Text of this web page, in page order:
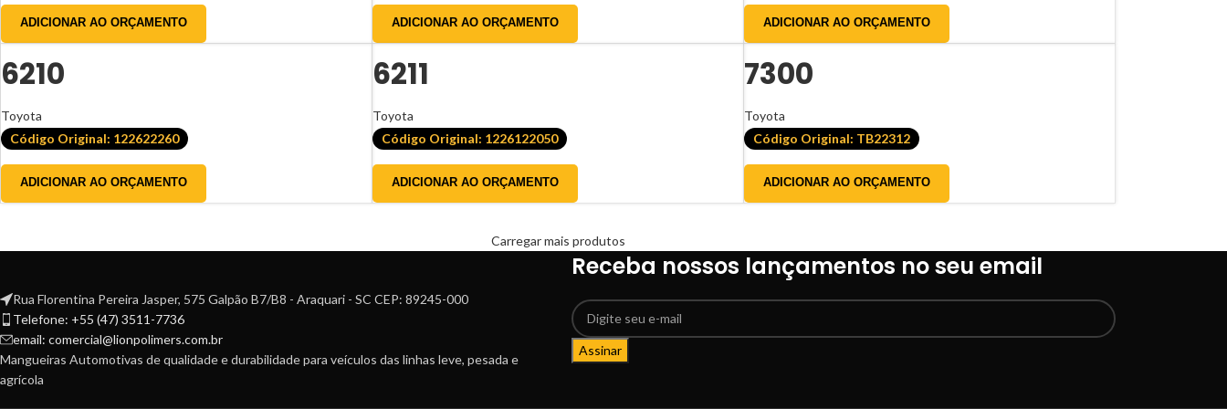
ADICIONAR AO ORÇAMENTO ADICIONAR AO ORÇAMENTO ADICIONAR AO ORÇAMENTO
6210
Toyota
Código Original: 122622260
ADICIONAR AO ORÇAMENTO
6211
Toyota
Código Original: 1226122050
ADICIONAR AO ORÇAMENTO
7300
Toyota
Código Original: TB22312
ADICIONAR AO ORÇAMENTO
Carregar mais produtos
Rua Florentina Pereira Jasper, 575 Galpão B7/B8 - Araquari - SC CEP: 89245-000
Telefone: +55 (47) 3511-7736
email: comercial@lionpolimers.com.br
Mangueiras Automotivas de qualidade e durabilidade para veículos das linhas leve, pesada e
agrícola
Receba nossos lançamentos no seu email
Assinar